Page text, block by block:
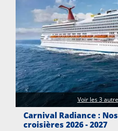
Nos destinations
Mois de départ
Ports
Carnival Radiance :
croisières 2026 - 2027
Voir les 3